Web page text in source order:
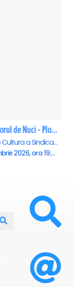
Spargatorul de Nuci - Ploiesti
Casa de Cultura a Sindicatelor , Ploiesti
23 noiembrie 2026, ora 19:00